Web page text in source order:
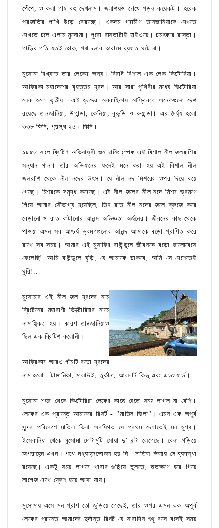
পেঁপে, ও কলা গাছ বহু দেখলাম। জলাশয়ও চোখে পড়ল কয়েকটা। হরেক
প্রজাতির পাখি উড়ে বেরাচ্ছে। একদম গ্রামীণ তানজানিয়াকে দেখতে
দেখতে চলে এলাম মুসোমা। পুরো রাস্তাটাই হাইওয়ে। চমৎকার রাস্তা।
গাড়ির গতি যতই হোক, পথ চলার আরামে ব্যঘাত ঘটে না।
মুসোমা বিখ্যাত তার লেকের জন্য। বিরাট বিশাল এক লেক ভিক্টোরিয়া।
আফ্রিকা মহাদেশের বৃহত্তম হ্রদ। আর সারা পৃথিবীর মধ্যে ভিক্টোরিয়া
লেক হলো তৃতীয়। এই হ্রদের অববাহিকায় আফ্রিকার অনেকগুলো দেশ
রয়েছে-তানজানিয়া, উগান্ডা, কেনিয়া, বুরুন্ডি ও রুয়ান্ডা। এর দৈর্ঘ্য হলো
৩৩৮ কিমি, প্রস্থ ২৫০ কিমি।
১৮৫৮ সালে ব্রিটিশ অভিযাত্রী জন হানিং স্পেক এই বিশাল নীল জলরাশির
সন্ধান পান। তাঁর অভিযানের ফলেই মনে করা হয় এই বিশাল নীল
জলরাশি থেকে নীল নদের উৎস। যে নীল নদ মিশরের ওপর দিয়ে বয়ে
গেছে। মিশরকে সমৃদ্ধ করেছে। এই নীল জলের নীল নদে মিশর ভ্রমণে
গিয়ে আমার সৌভাগ্য হয়েছিল, তিন রাত নীল নদের জলে ক্রুজে করে
বেড়ানো ও রাত কাটানোর আনন্দ অভিজ্ঞতা অর্জনের। জীবনের কাছ থেকে
পাওয়া এমন সব আশ্চর্য ভ্রমণগুলোর আনন্দ আমাকে বড়ো প্রাণিত করে
রাখে সব সময়। আমার এই মুসাফির বাউন্ডুলে জীবনকে বড়ো ভালোবেসে
ফেলেছি!..আমি বাউন্ডুলে ঘুড়ি, যে আমাকে ডাকবে, আমি সে দেশেতেই
ঘুরি!..
মুসোমার এই নীল জল হ্রদের নাম
ব্রিটেনের মহারাণী ভিক্টোরিয়ার নামে
নামাঙ্কিত হয়। কারণ তানজানিয়াও
ছিল এক ব্রিটিশ কলোনী।
আফ্রিকার আরও পাঁচটি বড়ো হ্রদের
নাম হলো - টাঙ্গানিকা, মালাউই, তুর্কানা, আলবার্ট কিভু এবং এডওয়ার্ড।
মুসোমা শহর থেকে ভিক্টোরিয়া লেকের কাছে যেতে সময় লাগল না বেশি।
লেকের এক প্রান্তে আমাদের রিসর্ট - "মাতিল ভিলা"। এমন এক অপূর্ব
সুন্দর পরিবেশে মাতিল ভিলা অবস্থিত যে প্রথম দেখাতেই মন মুগ্ধ।
ইসেবানিয়া থেকে মুসোমা মোটামুটি সোয়া দু' ঘন্টা লেগেছে। বেলা গড়িয়ে
অপরাহ্নে এখন। পথে মধ্যাহ্নভোজন হয় নি। মাতিল ভিলায় সে ব্যবস্থা
রয়েছে। একটু সময় লাগবে খাবার গুছিয়ে তুলতে, ততক্ষণে ঘরে গিয়ে
লাগেজ রেখে ফ্রেশ হয়ে আসা যায়।
মুসোমায় এসে মন প্রাণ তো জুড়িয়ে গেছেই, তার ওপর এমন এক অপূর্ব
লেকের প্রান্তে আমাদের দুর্দান্ত রিসর্ট যে সারাদিন শুধু বসে বসেই সময়